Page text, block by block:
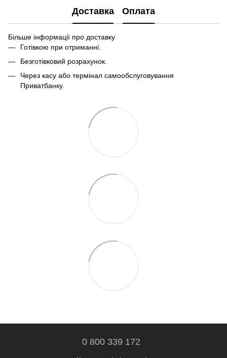
Доставка Оплата
Більше інформації про доставку
Готівкою при отриманні.
Безготівковий розрахунок.
Через касу або термінал самообслуговування
Приватбанку.
0 800 339 172